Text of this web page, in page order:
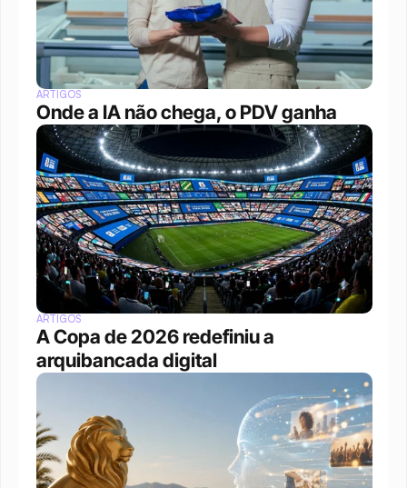
ARTIGOS
Onde a IA não chega, o PDV ganha
ARTIGOS
A Copa de 2026 redefiniu a
arquibancada digital